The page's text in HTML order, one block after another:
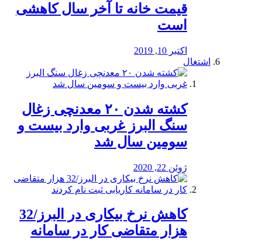
قیمت خانه تا آخر سال کاهشی
است
اکتبر 10, 2019
اشتغال
کشته شدن ۲۰ معدنچی زغال
سنگ البرز غربی وارد بیست و
سومین سال شد
ژوئن 22, 2020
کاهش نرخ بیکاری در البرز/32
هزار متقاضی کار در سامانه